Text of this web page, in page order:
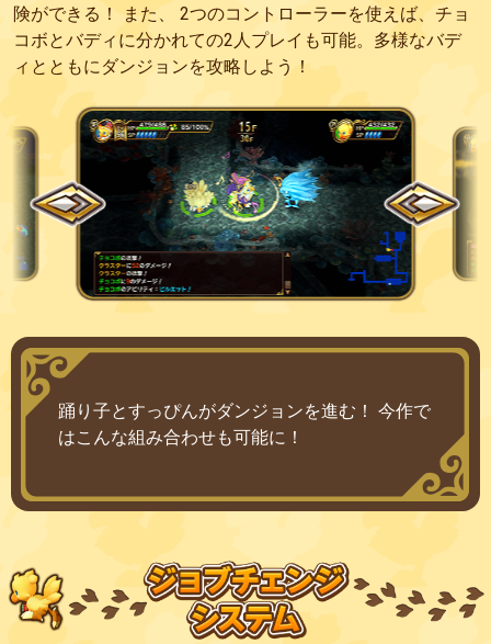
険ができる！ また、 2つのコントローラーを使えば、チョ
コボとバディに分かれての2人プレイも可能。多様なバデ
ィとともにダンジョンを攻略しよう！
踊り子とすっぴんがダンジョンを進む！ 今作で
はこんな組み合わせも可能に！